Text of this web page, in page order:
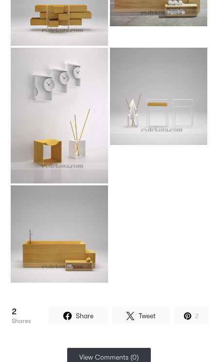
2
Shares
Share Tweet 2
View Comments (0)